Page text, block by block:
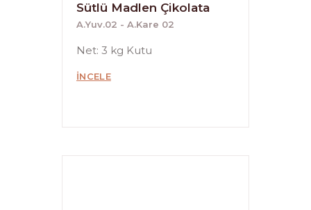
Sütlü Madlen Çikolata
A.Yuv.02 - A.Kare 02
Net: 3 kg Kutu
İNCELE